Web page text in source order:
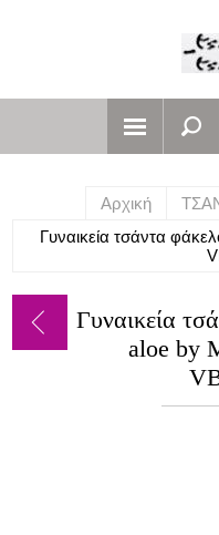
Αρχική
Γυναικεία τσάντα
Γυναικεία
aloe by